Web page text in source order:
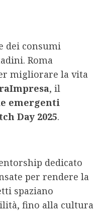
dei consumi
Roma
migliorare la vita
, il
emergenti
Day 2025.
dedicato
per rendere la
spaziano
fino alla cultura